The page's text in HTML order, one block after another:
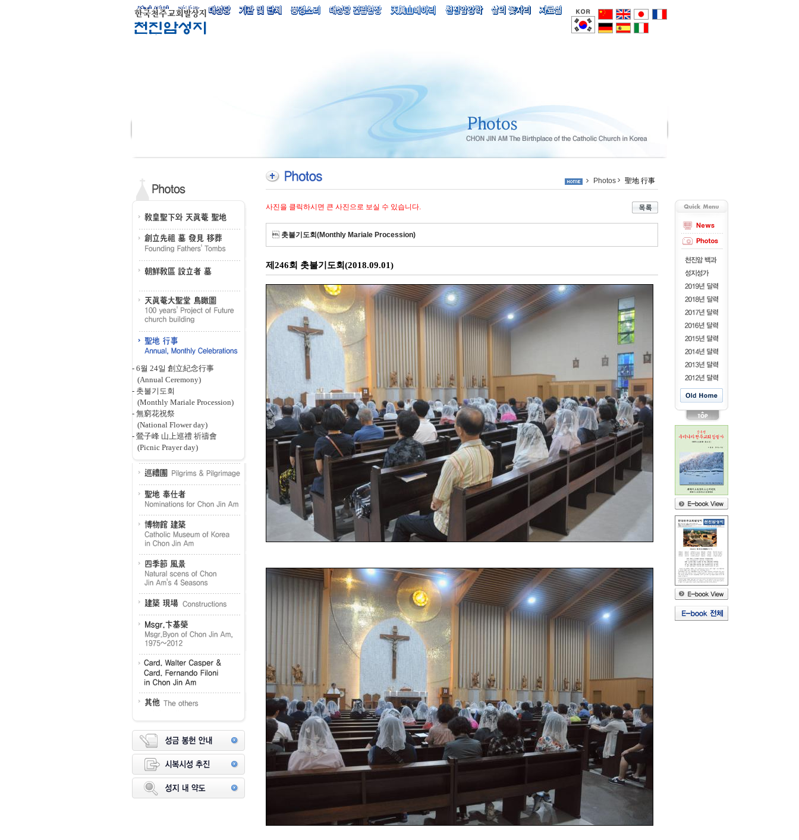
- 6월 24일 創立紀念行事
(Annual Ceremony)
- 촛불기도회
(Monthly Mariale Procession)
- 無窮花祝祭
(National Flower day)
- 鶯子峰 山上巡禮 祈禱會
(Picnic Prayer day)
Photos 聖地 行事
사진을 클릭하시면 큰 사진으로 보실 수 있습니다.
 촛불기도회(Monthly Mariale Procession)
제246회 촛불기도회(2018.09.01)